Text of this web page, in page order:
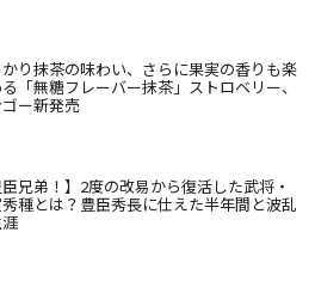
かり抹茶の味わい、さらに果実の香りも楽
る「無糖フレーバー抹茶」ストロベリー、
ー新発売
臣兄弟！】2度の改易から復活した武将・
種とは？豊臣秀長に仕えた半年間と波乱